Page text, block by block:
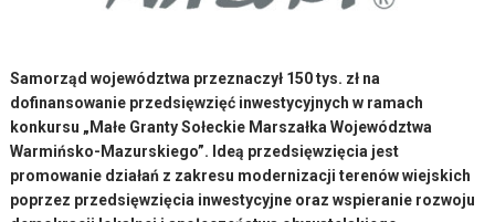
Samorząd województwa przeznaczył 150 tys. zł na
dofinansowanie przedsięwzięć inwestycyjnych w ramach
konkursu „Małe Granty Sołeckie Marszałka Województwa
Warmińsko-Mazurskiego”. Ideą przedsięwzięcia jest
promowanie działań z zakresu modernizacji terenów wiejskich
poprzez przedsięwzięcia inwestycyjne oraz wspieranie rozwoju